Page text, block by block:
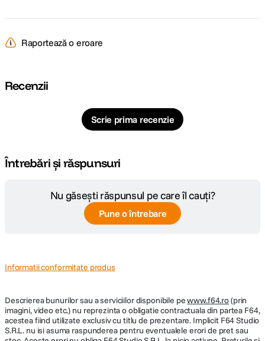
Raportează o eroare
Recenzii
Scrie prima recenzie
Întrebări și răspunsuri
Nu găsești răspunsul pe care îl cauți?
Pune o întrebare
Informatii conformitate produs
Descrierea bunurilor sau a serviciilor disponibile pewww.f64.ro(prin
imagini, video etc.) nu reprezinta o obligatie contractuala din partea F64,
acestea fiind utilizate exclusiv cu titlu de prezentare. Implicit F64 Studio
S.R.L. nu isi asuma raspunderea pentru eventualele erori de pret sau